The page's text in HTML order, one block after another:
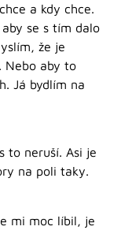
a kdy chce.
se s tím dalo
že je
Nebo aby to
Já bydlím na
to neruší. Asi je
na poli taky.
mi moc líbil, je